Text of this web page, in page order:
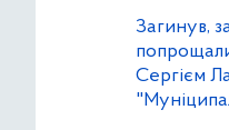
Загинув,
Сергієм